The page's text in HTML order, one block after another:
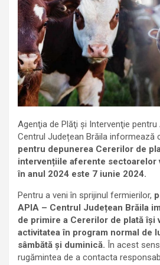
Agenţia de Plăţi şi Intervenţie
Centrul Județean Brăila informează
pentru depunerea Cererilor de
intervențiile aferente sectoarelor
în anul 2024 este 7 iunie 2024.
Pentru a veni în sprijinul fermierilor,
APIA – Centrul Județean Brăila
de primire a Cererilor de plată își
activitatea în program normal de
sâmbătă și duminică. În acest
rugămintea de a contacta